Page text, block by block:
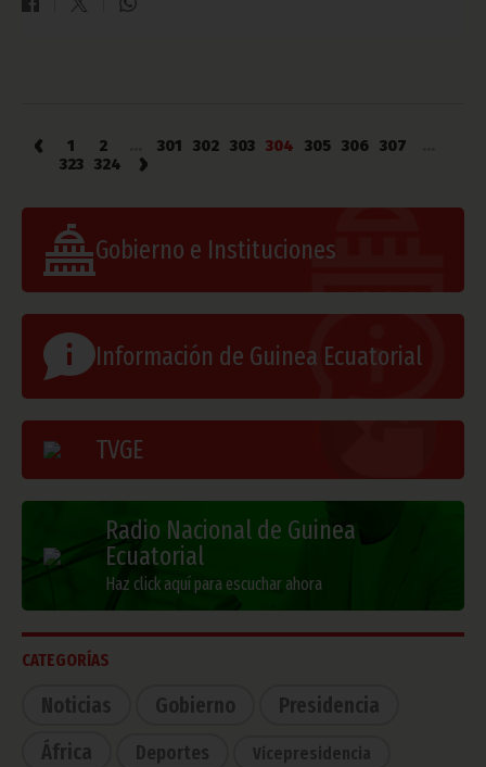
‹ 1 2 301 302 303 304 305 306 307
323 324 ›
Gobierno e Instituciones
Información de Guinea Ecuatorial
TVGE
Radio Nacional de Guinea
Ecuatorial
Haz click aquí para escuchar ahora
CATEGORÍAS
Noticias Gobierno
Presidencia
África
Deportes Vicepresidencia